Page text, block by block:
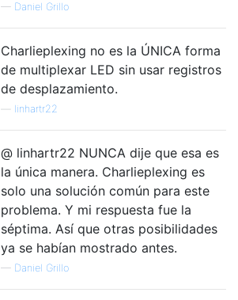
— Daniel Grillo
Charlieplexing no es la ÚNICA forma
de multiplexar LED sin usar registros
de desplazamiento.
linhartr22
@ linhartr22 NUNCA dije que esa es
la única manera. Charlieplexing es
solo una solución común para este
problema. Y mi respuesta fue la
séptima. Así que otras posibilidades
ya se habían mostrado antes.
— Daniel Grillo